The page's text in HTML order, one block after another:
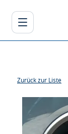
Zurück zur Liste